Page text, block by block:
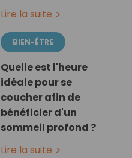
Lire la suite
BIEN-ÊTRE
Quelle est l'heure
idéale pour se
coucher afin de
bénéficier d'un
sommeil profond ?
Lire la suite